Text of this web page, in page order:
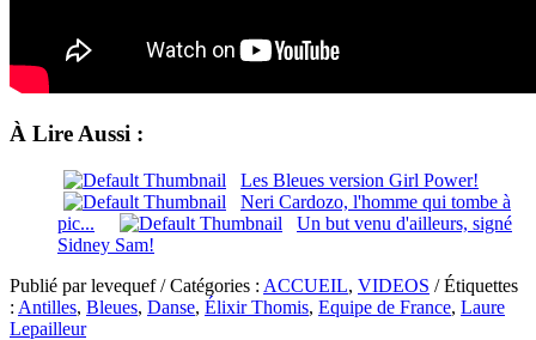
À Lire Aussi :
Les Bleues version Girl Power!
Neri Cardozo, l'homme qui tombe à
pic...
Un but venu d'ailleurs, signé
Sidney Sam!
Publié par levequef / Catégories : ACCUEIL, VIDEOS / Étiquettes
: Antilles, Bleues, Danse, Élixir Thomis, Equipe de France, Laure
Lepailleur